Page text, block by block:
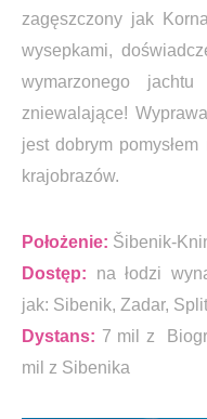
zagęszczony jak
wysepkami,
wymarzonego
zniewalające!
jest dobrym
krajobrazów.
Położenie: Šibenik-
Dostęp: na łodzi
jak: Sibenik, Zadar,
Dystans: 7 mil z
mil z Sibenika